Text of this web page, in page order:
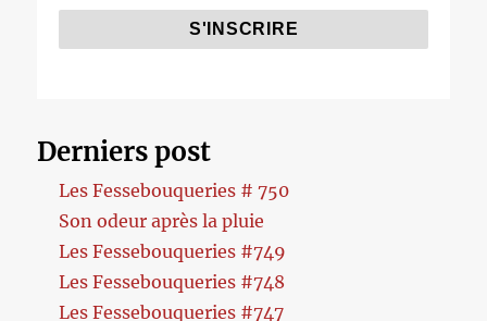
Derniers post
Les Fessebouqueries # 750
Son odeur après la pluie
Les Fessebouqueries #749
Les Fessebouqueries #748
Les Fessebouqueries #747